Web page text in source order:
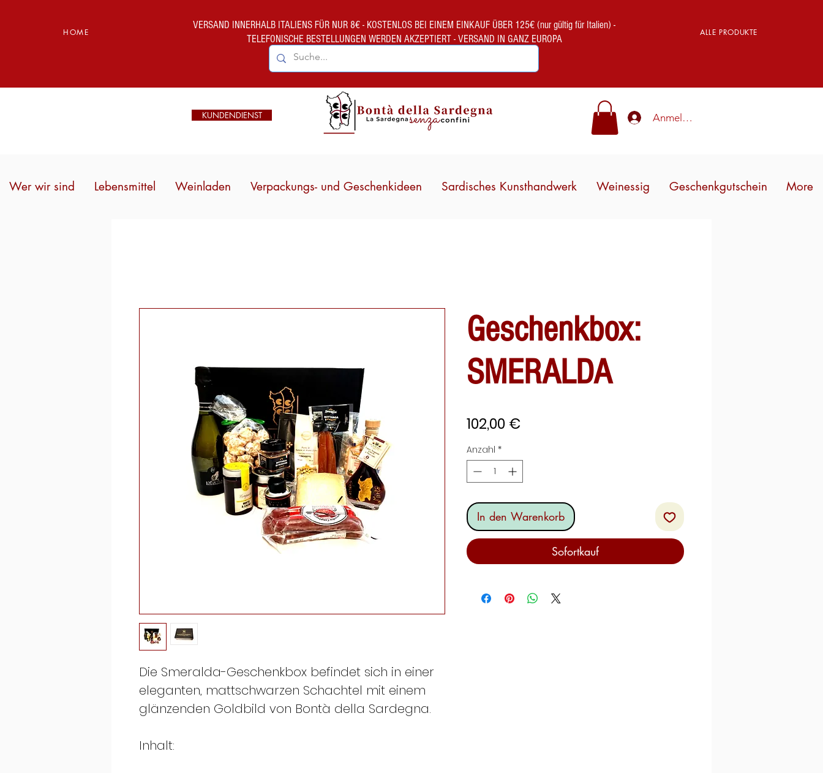
HOME
VERSAND INNERHALB ITALIENS FÜR NUR 8€ - KOSTENLOS BEI EINEM EINKAUF ÜBER 125€ (nur gültig für Italien) -
TELEFONISCHE BESTELLUNGEN WERDEN AKZEPTIERT - VERSAND IN GANZ EUROPA
ALLE PRODUKTE
KUNDENDIENST Anmelden
Wer wir sind Lebensmittel Weinladen Verpackungs- und Geschenkideen Sardisches Kunsthandwerk Weinessig Geschenkgutschein More
Die Smeralda-Geschenkbox befindet sich in einer
eleganten, mattschwarzen Schachtel mit einem
glänzenden Goldbild von Bontà della Sardegna.
Inhalt:
Geschenkbox:
SMERALDA
102,00 €
Anzahl *
In den Warenkorb
Sofortkauf